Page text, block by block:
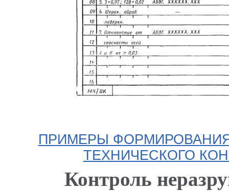
ПРИМЕРЫ
ТЕХНИЧЕСКОГО
Контроль